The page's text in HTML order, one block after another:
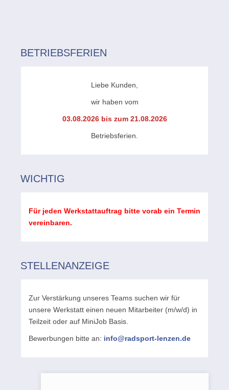
BETRIEBSFERIEN
Liebe Kunden,
wir haben vom
03.08.2026 bis zum 21.08.2026
Betriebsferien.
WICHTIG
Für jeden Werkstattauftrag bitte vorab ein Termin
vereinbaren.
STELLENANZEIGE
Zur Verstärkung unseres Teams suchen wir für
unsere Werkstatt einen neuen Mitarbeiter (m/w/d) in
Teilzeit oder auf MiniJob Basis.
Bewerbungen bitte an: info@radsport-lenzen.de